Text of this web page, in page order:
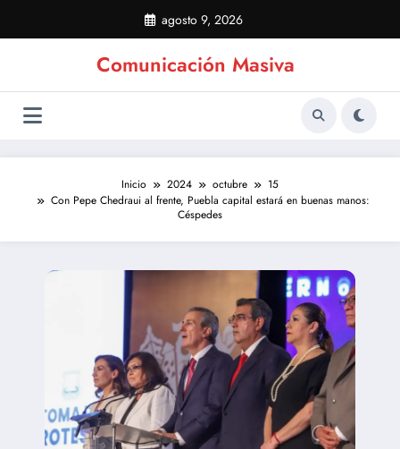
contenido
agosto 9, 2026
Comunicación Masiva
Inicio 2024 octubre
15
Con Pepe Chedraui al frente, Puebla capital estará en buenas manos:
Céspedes